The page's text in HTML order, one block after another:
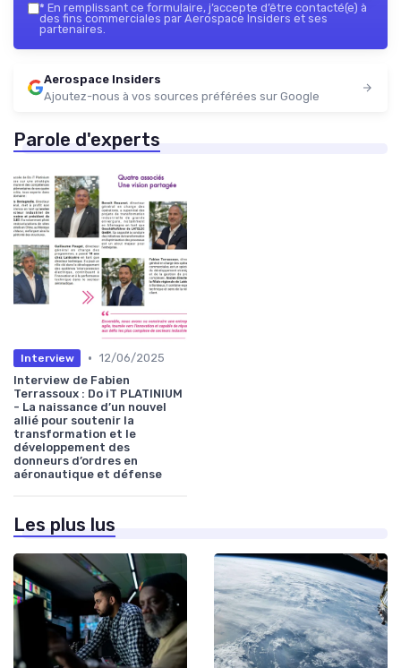
* En remplissant ce formulaire, j’accepte d’être contacté(e) à
des fins commerciales par Aerospace Insiders et ses
partenaires.
Aerospace Insiders
Ajoutez-nous à vos sources préférées sur Google
Parole d'experts
Interview • 12/06/2025
Interview de Fabien
Terrassoux : Do iT PLATINIUM
- La naissance d’un nouvel
allié pour soutenir la
transformation et le
développement des
donneurs d’ordres en
aéronautique et défense
Les plus lus